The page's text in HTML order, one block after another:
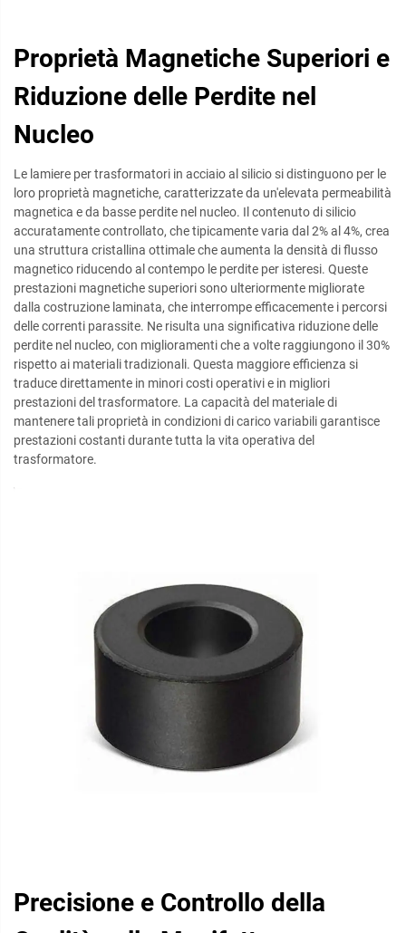
Proprietà Magnetiche Superiori e
Riduzione delle Perdite nel
Nucleo
Le lamiere per trasformatori in acciaio al silicio si distinguono per le
loro proprietà magnetiche, caratterizzate da un'elevata permeabilità
magnetica e da basse perdite nel nucleo. Il contenuto di silicio
accuratamente controllato, che tipicamente varia dal 2% al 4%, crea
una struttura cristallina ottimale che aumenta la densità di flusso
magnetico riducendo al contempo le perdite per isteresi. Queste
prestazioni magnetiche superiori sono ulteriormente migliorate
dalla costruzione laminata, che interrompe efficacemente i percorsi
delle correnti parassite. Ne risulta una significativa riduzione delle
perdite nel nucleo, con miglioramenti che a volte raggiungono il 30%
rispetto ai materiali tradizionali. Questa maggiore efficienza si
traduce direttamente in minori costi operativi e in migliori
prestazioni del trasformatore. La capacità del materiale di
mantenere tali proprietà in condizioni di carico variabili garantisce
prestazioni costanti durante tutta la vita operativa del
trasformatore.
Precisione e Controllo della